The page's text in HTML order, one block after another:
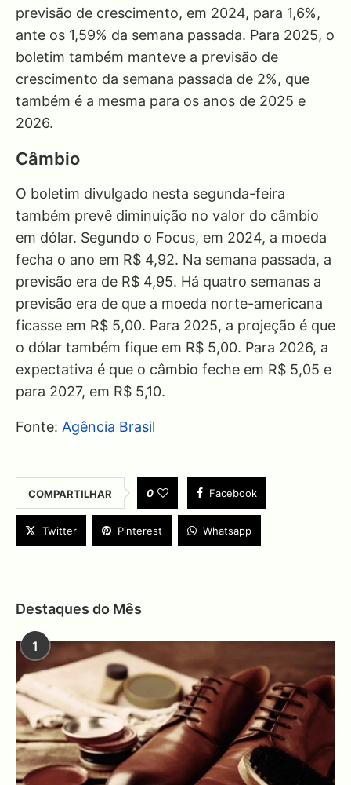
previsão de crescimento, em 2024, para 1,6%,
ante os 1,59% da semana passada. Para 2025, o
boletim também manteve a previsão de
crescimento da semana passada de 2%, que
também é a mesma para os anos de 2025 e
2026.
Câmbio
O boletim divulgado nesta segunda-feira
também prevê diminuição no valor do câmbio
em dólar. Segundo o Focus, em 2024, a moeda
fecha o ano em R$ 4,92. Na semana passada, a
previsão era de R$ 4,95. Há quatro semanas a
previsão era de que a moeda norte-americana
ficasse em R$ 5,00. Para 2025, a projeção é que
o dólar também fique em R$ 5,00. Para 2026, a
expectativa é que o câmbio feche em R$ 5,05 e
para 2027, em R$ 5,10.
Fonte: Agência Brasil
COMPARTILHAR 0 Facebook
Twitter Pinterest Whatsapp
Destaques do Mês
1